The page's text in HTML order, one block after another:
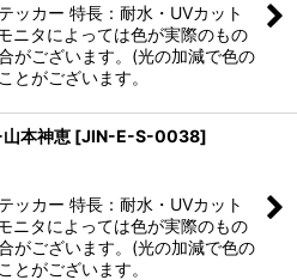
ッカー 特長：耐水・UVカット
ニタによっては色が実際のもの
がございます。(光の加減で色の
とがございます。
本神恵 [JIN-E-S-0038]
ッカー 特長：耐水・UVカット
ニタによっては色が実際のもの
がございます。(光の加減で色の
とがございます。